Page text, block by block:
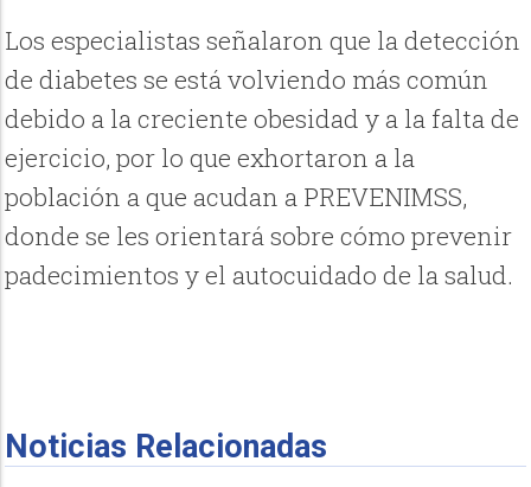
Los especialistas señalaron que la detección
de diabetes se está volviendo más común
debido a la creciente obesidad y a la falta de
ejercicio, por lo que exhortaron a la
población a que acudan a PREVENIMSS,
donde se les orientará sobre cómo prevenir
padecimientos y el autocuidado de la salud.
Noticias Relacionadas